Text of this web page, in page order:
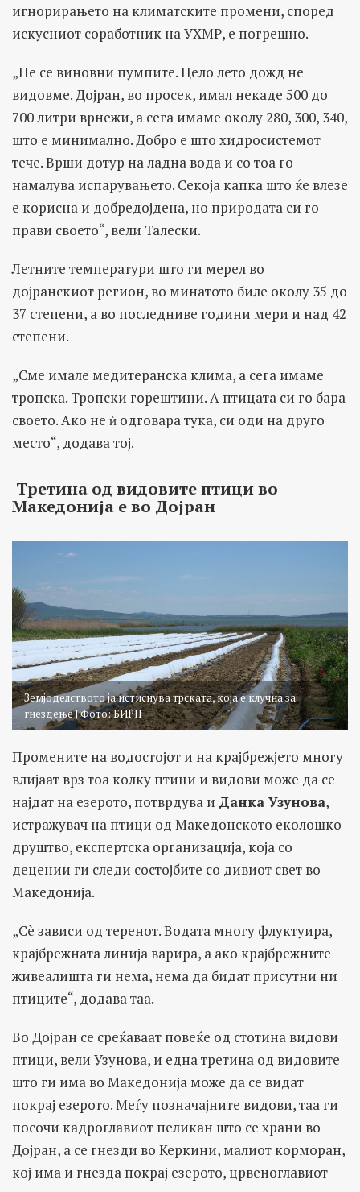
игнорирањето на климатските промени, според
искусниот соработник на УХМР, е погрешно.
„Не се виновни пумпите. Цело лето дожд не
видовме. Дојран, во просек, имал некаде 500 до
700 литри врнежи, а сега имаме околу 280, 300, 340,
што е минимално. Добро е што хидросистемот
тече. Врши дотур на ладна вода и со тоа го
намалува испарувањето. Секоја капка што ќе влезе
е корисна и добредојдена, но природата си го
прави своето“, вели Талески.
Летните температури што ги мерел во
дојранскиот регион, во минатото биле околу 35 до
37 степени, а во последниве години мери и над 42
степени.
„Сме имале медитеранска клима, а сега имаме
тропска. Тропски горештини. А птицата си го бара
своето. Ако не ѝ одговара тука, си оди на друго
место“, додава тој.
Третина од видовите птици во
Македонија е во Дојран
Земјоделството ја истиснува трската, која е клучна за
гнездење | Фото: БИРН
Промените на водостојот и на крајбрежјето многу
влијаат врз тоа колку птици и видови може да се
најдат на езерото, потврдува и Данка Узунова,
истражувач на птици од Македонското еколошко
друштво, експертска организација, која со
децении ги следи состојбите со дивиот свет во
Македонија.
„Сè зависи од теренот. Водата многу флуктуира,
крајбрежната линија варира, а ако крајбрежните
живеалишта ги нема, нема да бидат присутни ни
птиците“, додава таа.
Во Дојран се среќаваат повеќе од стотина видови
птици, вели Узунова, и една третина од видовите
што ги има во Македонија може да се видат
покрај езерото. Меѓу позначајните видови, таа ги
посочи кадроглавиот пеликан што се храни во
Дојран, а се гнезди во Керкини, малиот корморан,
кој има и гнезда покрај езерото, црвеноглавиот